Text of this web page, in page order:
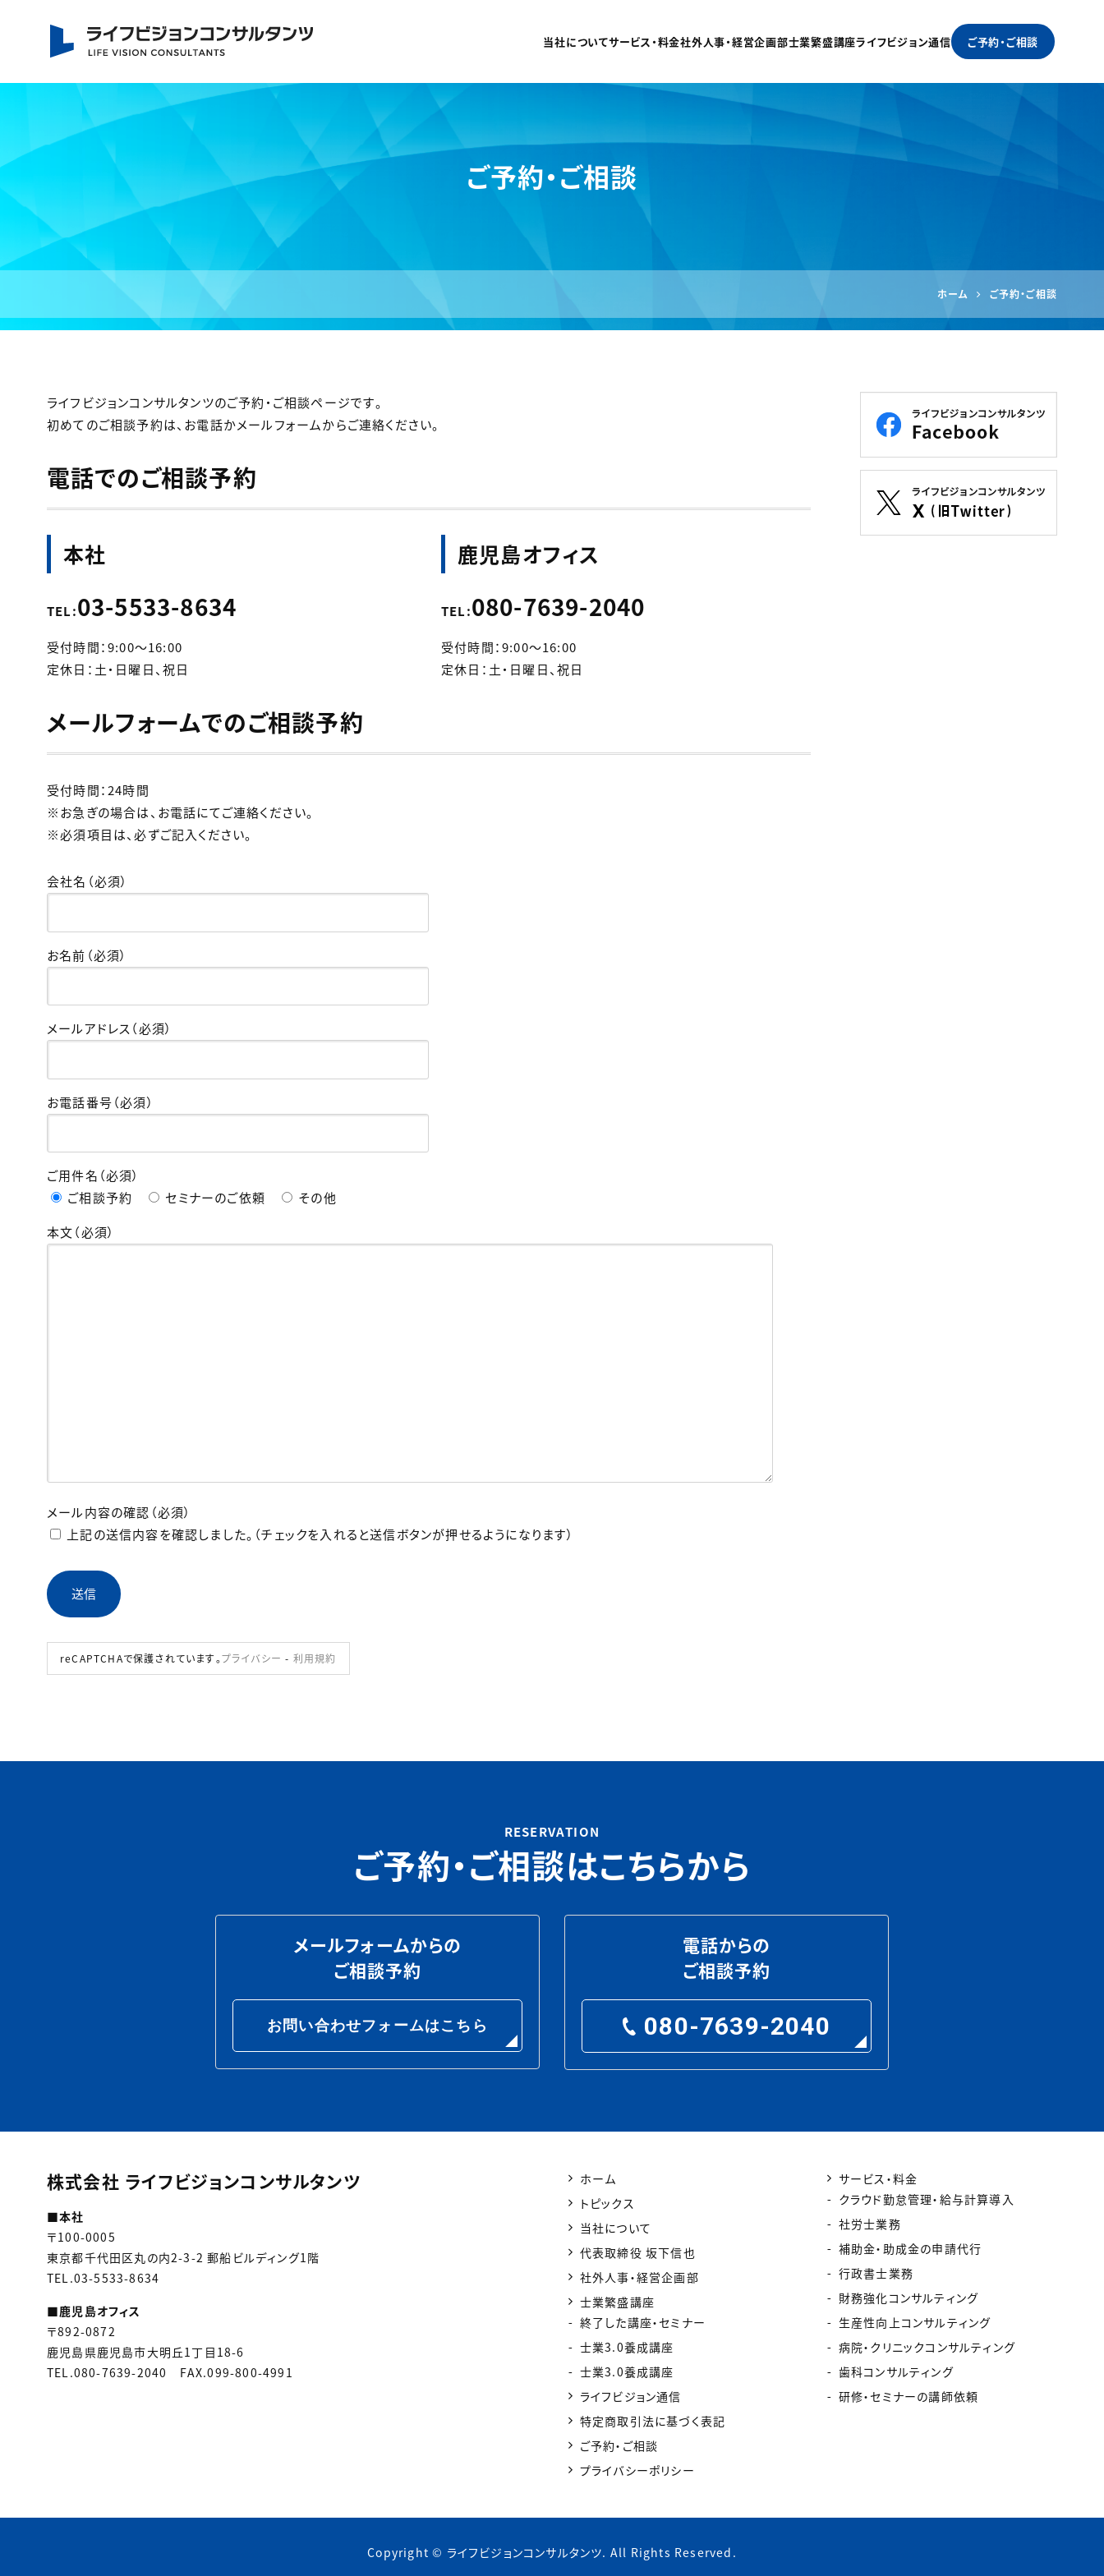
社労士 坂下信也 ライ
フビジョンコンサルタ
当社についてサービス・料金社外人事・経営企画部士業繁盛講座ライフビジョン通信 ご予約・ご相談
ご予約・ご相談
ホーム ご予約・ご相談
ライフビジョンコンサルタンツのご予約・ご相談ページです。
初めてのご相談予約は、お電話かメールフォームからご連絡ください。
電話でのご相談予約
本社
TEL:03-5533-8634
受付時間：9:00～16:00
定休日：土・日曜日、祝日
鹿児島オフィス
TEL:080-7639-2040
受付時間：9:00～16:00
定休日：土・日曜日、祝日
メールフォームでのご相談予約
受付時間：24時間
※お急ぎの場合は、お電話にてご連絡ください。
※必須項目は、必ずご記入ください。
会社名（必須）
お名前（必須）
メールアドレス（必須）
お電話番号（必須）
ご用件名（必須）
ご相談予約
セミナーのご依頼
その他
本文（必須）
メール内容の確認（必須）
上記の送信内容を確認しました。（チェックを入れると送信ボタンが押せるようになります）
reCAPTCHAで保護されています。プライバシー - 利用規約
RESERVATION
ご予約・ご相談はこちらから
メールフォームからの
ご相談予約
お問い合わせフォームはこちら
電話からの
ご相談予約
080-7639-2040
株式会社 ライフビジョンコンサルタンツ
■本社
〒100-0005
東京都千代田区丸の内2-3-2 郵船ビルディング1階
TEL.03-5533-8634
■鹿児島オフィス
〒892-0872
鹿児島県鹿児島市大明丘1丁目18-6
TEL.080-7639-2040 FAX.099-800-4991
ホーム
トピックス
当社について
代表取締役 坂下信也
社外人事・経営企画部
士業繁盛講座
終了した講座・セミナー
士業3.0養成講座
士業3.0養成講座
ライフビジョン通信
特定商取引法に基づく表記
ご予約・ご相談
プライバシーポリシー
サービス・料金
クラウド勤怠管理・給与計算導入
社労士業務
補助金・助成金の申請代行
行政書士業務
財務強化コンサルティング
生産性向上コンサルティング
病院・クリニックコンサルティング
歯科コンサルティング
研修・セミナーの講師依頼
Copyright © ライフビジョンコンサルタンツ. All Rights Reserved.